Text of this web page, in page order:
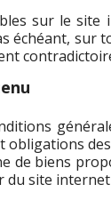
sur le site
échéant, sur
obligations
de biens
site internet